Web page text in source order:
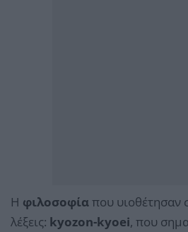
Η φιλοσοφίαπου υιοθέτησαν
λέξεις: kyozon-kyoei, που